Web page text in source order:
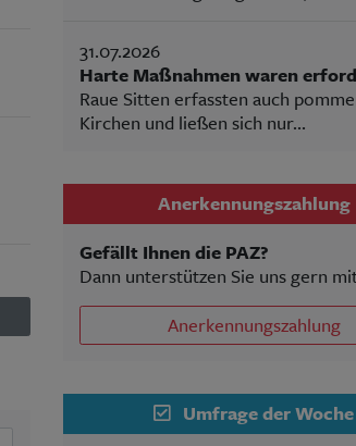
31.07.2026
Harte Maßnahmen waren
Raue Sitten erfassten auch
Kirchen und ließen sich nur...
Anerkennungszahlung
Gefällt Ihnen die PAZ?
Dann unterstützen Sie uns gern
Anerkennungszahlung
Umfrage der Woche